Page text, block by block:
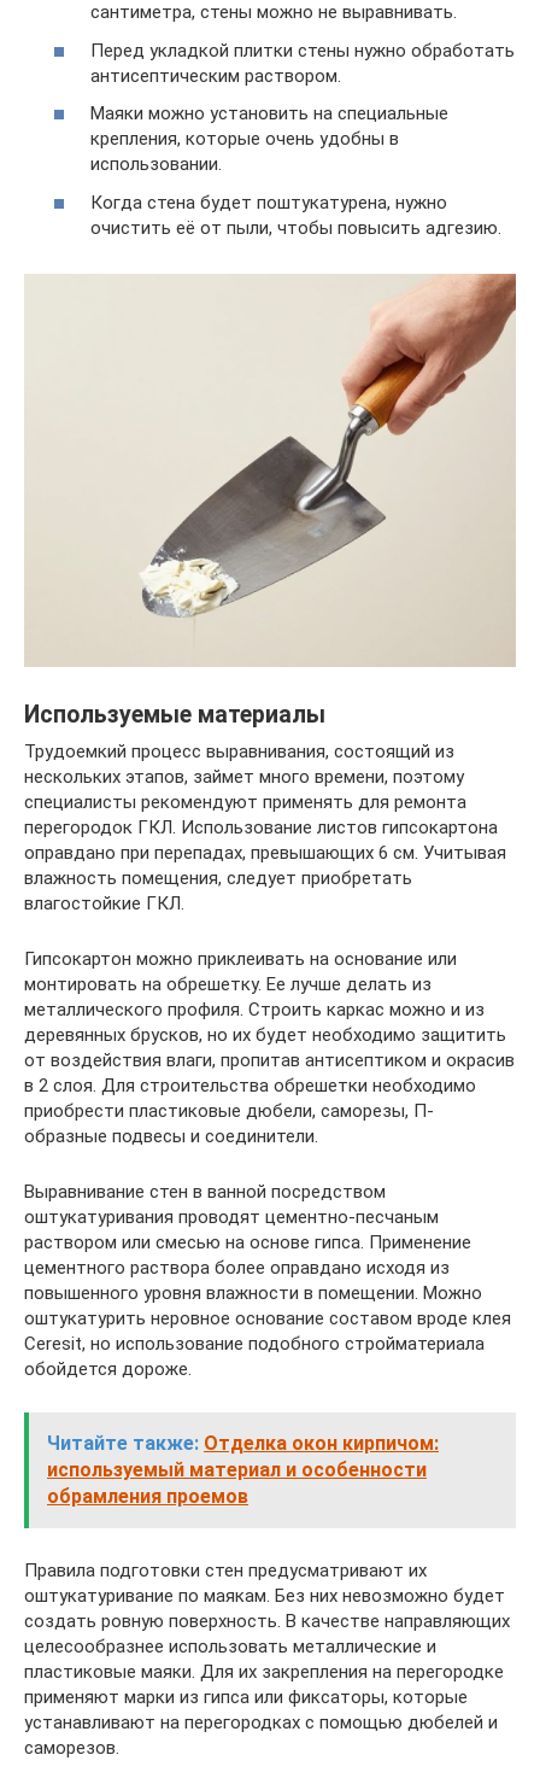
сантиметра, стены можно не выравнивать.
Перед укладкой плитки стены нужно обработать
антисептическим раствором.
Маяки можно установить на специальные
крепления, которые очень удобны в
использовании.
Когда стена будет поштукатурена, нужно
очистить её от пыли, чтобы повысить адгезию.
Используемые материалы
Трудоемкий процесс выравнивания, состоящий из
нескольких этапов, займет много времени, поэтому
специалисты рекомендуют применять для ремонта
перегородок ГКЛ. Использование листов гипсокартона
оправдано при перепадах, превышающих 6 см. Учитывая
влажность помещения, следует приобретать
влагостойкие ГКЛ.
Гипсокартон можно приклеивать на основание или
монтировать на обрешетку. Ее лучше делать из
металлического профиля. Строить каркас можно и из
деревянных брусков, но их будет необходимо защитить
от воздействия влаги, пропитав антисептиком и окрасив
в 2 слоя. Для строительства обрешетки необходимо
приобрести пластиковые дюбели, саморезы, П-
образные подвесы и соединители.
Выравнивание стен в ванной посредством
оштукатуривания проводят цементно-песчаным
раствором или смесью на основе гипса. Применение
цементного раствора более оправдано исходя из
повышенного уровня влажности в помещении. Можно
оштукатурить неровное основание составом вроде клея
Ceresit, но использование подобного стройматериала
обойдется дороже.
Читайте также: Отделка окон кирпичом:
используемый материал и особенности
обрамления проемов
Правила подготовки стен предусматривают их
оштукатуривание по маякам. Без них невозможно будет
создать ровную поверхность. В качестве направляющих
целесообразнее использовать металлические и
пластиковые маяки. Для их закрепления на перегородке
применяют марки из гипса или фиксаторы, которые
устанавливают на перегородках с помощью дюбелей и
саморезов.